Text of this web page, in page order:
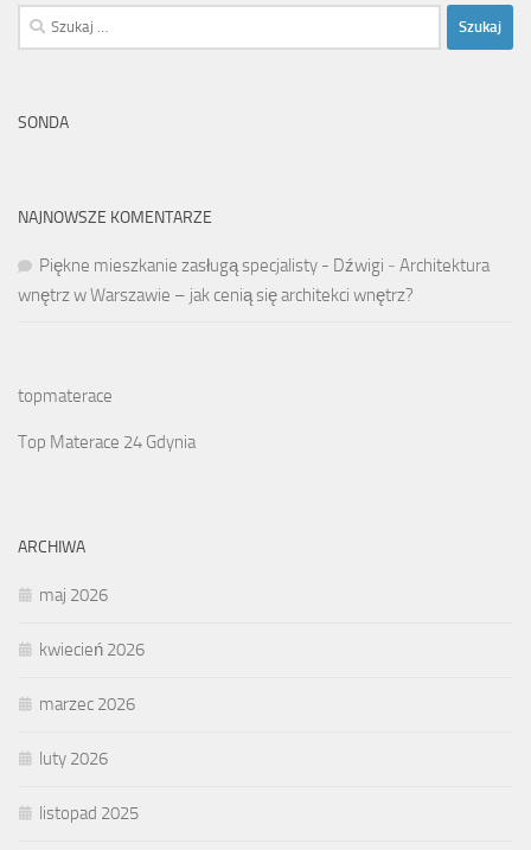
Szukaj:
SONDA
NAJNOWSZE KOMENTARZE
Piękne mieszkanie zasługą specjalisty - Dźwigi - Architektura
wnętrz w Warszawie – jak cenią się architekci wnętrz?
topmaterace
Top Materace 24 Gdynia
ARCHIWA
maj 2026
kwiecień 2026
marzec 2026
luty 2026
listopad 2025